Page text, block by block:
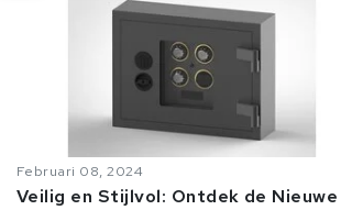
Februari 08, 2024
Veilig en Stijlvol: Ontdek de Nieuwe